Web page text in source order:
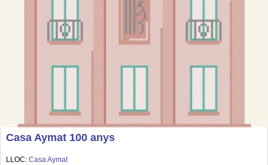
Casa Aymat 100 anys
LLOC: Casa Aymat